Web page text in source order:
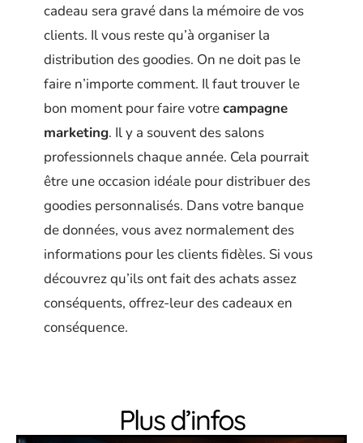
cadeau sera gravé dans la mémoire de vos
clients. Il vous reste qu’à organiser la
distribution des goodies. On ne doit pas le
faire n’importe comment. Il faut trouver le
bon moment pour faire votrecampagne
marketing. Il y a souvent des salons
professionnels chaque année. Cela pourrait
être une occasion idéale pour distribuer des
goodies personnalisés. Dans votre banque
de données, vous avez normalement des
informations pour les clients fidèles. Si vous
découvrez qu’ils ont fait des achats assez
conséquents, offrez-leur des cadeaux en
conséquence.
Plus d’infos